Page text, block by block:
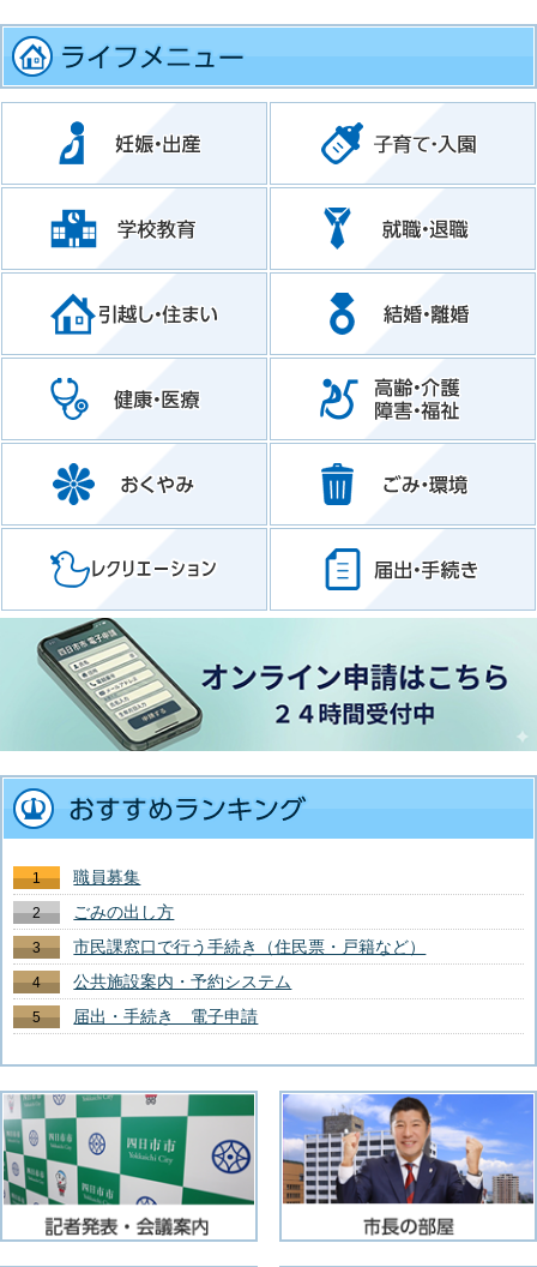
職員募集
ごみの出し方
市民課窓口で行う手続き（住民票・戸籍など）
公共施設案内・予約システム
届出・手続き 電子申請